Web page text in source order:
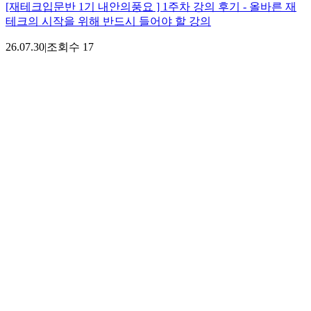
[재테크입문반 1기 내안의풍요 ] 1주차 강의 후기 - 올바른 재
테크의 시작을 위해 반드시 들어야 할 강의
26.07.30|조회수 17